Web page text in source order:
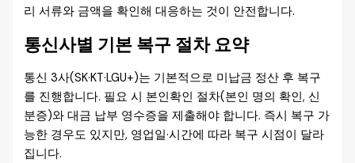
리 서류와 금액을 확인해 대응하는 것이 안전합니다.
통신사별 기본 복구 절차 요약
통신 3사(SK·KT·LGU+)는 기본적으로 미납금 정산 후 복구
를 진행합니다. 필요 시 본인확인 절차(본인 명의 확인, 신
분증)와 대금 납부 영수증을 제출해야 합니다. 즉시 복구 가
능한 경우도 있지만, 영업일·시간에 따라 복구 시점이 달라
집니다.